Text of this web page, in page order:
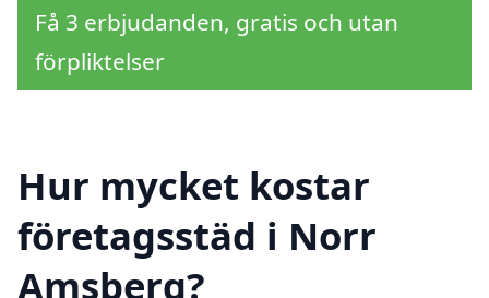
Få 3 erbjudanden, gratis och utan
förpliktelser
Hur mycket kostar
företagsstäd i Norr
Amsberg?